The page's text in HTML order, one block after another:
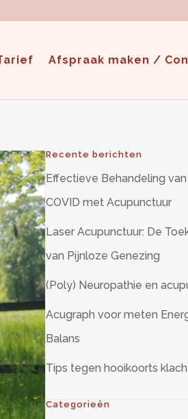
Afspraak maken /
Recente berichten
Effectieve Behandeling
COVID met Acupunctuur
Laser Acupunctuur: De
van Pijnloze Genezing
(Poly) Neuropathie en
Acugraph voor meten
Balans
Tips tegen hooikoorts
Categorieën